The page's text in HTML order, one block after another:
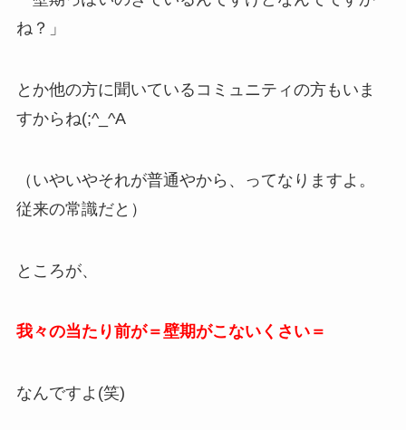
ね？」
とか他の方に聞いているコミュニティの方もいま
すからね(;^_^A
（いやいやそれが普通やから、ってなりますよ。
従来の常識だと）
ところが、
我々の当たり前が＝壁期がこないくさい＝
なんですよ(笑)